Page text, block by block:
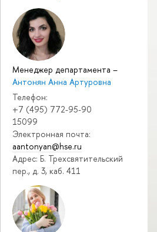
Менеджер департамента –
Антонян Анна Артуровна
Телефон:
+7 (495) 772-95-90
15099
Электронная почта:
aantonyan@hse.ru
Адрес: Б. Трехсвятительский
пер., д. 3, каб. 411